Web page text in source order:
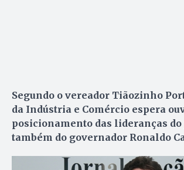
Segundo o vereador Tiãozinho
da Indústria e Comércio espera
posicionamento das lideranças do
também do governador Ronaldo